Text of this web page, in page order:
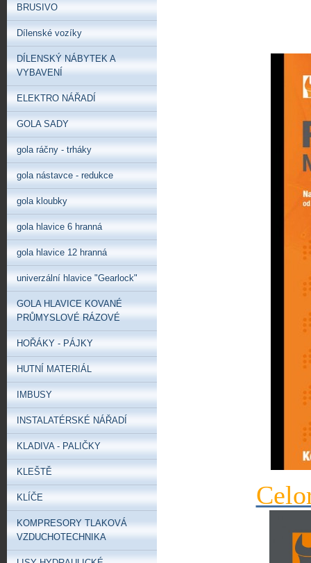
BRUSIVO
Dílenské vozíky
DÍLENSKÝ NÁBYTEK A
VYBAVENÍ
ELEKTRO NÁŘADÍ
GOLA SADY
gola ráčny - trháky
gola nástavce - redukce
gola kloubky
gola hlavice 6 hranná
gola hlavice 12 hranná
univerzální hlavice "Gearlock"
GOLA HLAVICE KOVANÉ
PRŮMYSLOVÉ RÁZOVÉ
HOŘÁKY - PÁJKY
HUTNÍ MATERIÁL
IMBUSY
INSTALATÉRSKÉ NÁŘADÍ
KLADIVA - PALIČKY
KLEŠTĚ
KLÍČE
KOMPRESORY TLAKOVÁ
VZDUCHOTECHNIKA